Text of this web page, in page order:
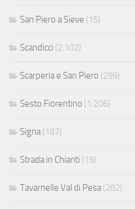
San Piero a Sieve (15)
Scandicci (2.102)
Scarperia e San Piero (299)
Sesto Fiorentino (1.206)
Signa(187)
Strada in Chianti (19)
Tavarnelle Val di Pesa(282)